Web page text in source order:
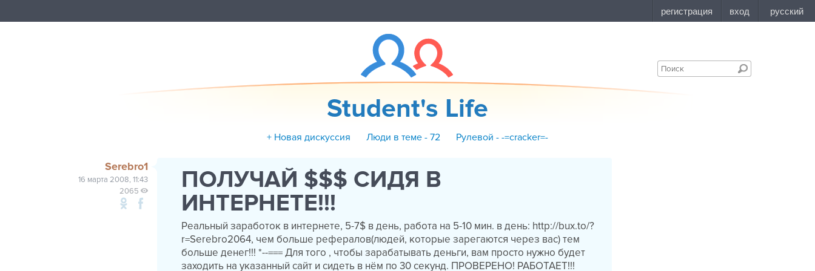
Student's Life
+ Новая дискуссия Люди в теме - 72 Рулевой - -=cracker=-
Serebro1
16 марта 2008, 11:43
2065
ПОЛУЧАЙ $$$ СИДЯ В
ИНТЕРНЕТЕ!!!
Реальный заработок в интернете, 5-7$ в день, работа на 5-10 мин. в день: http://bux.to/?
r=Serebro2064, чем больше рефералов(людей, которые зарегаются через вас) тем
больше денег!!! *--=== Для того , чтобы зарабатывать деньги, вам просто нужно будет
заходить на указанный сайт и сидеть в нём по 30 секунд. ПРОВЕРЕНО! РАБОТАЕТ!!!